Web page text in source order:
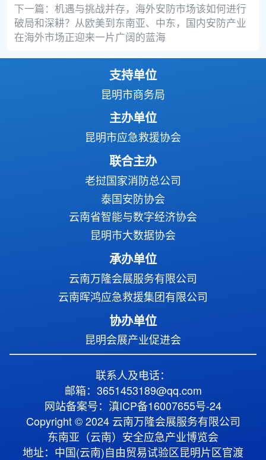
下一篇： 机遇与挑战并存，海外安防市场该如何进行
破局和深耕？从欧美到东南亚、中东，国内安防产业
在海外市场正迎来一片广阔的蓝海
支持单位
昆明市商务局
主办单位
昆明市应急救援协会
联合主办
老挝国家消防总公司
泰国安防协会
云南省智能与数字经济协会
昆明市大数据协会
承办单位
云南万隆会展服务有限公司
云南晖鸿应急救援集团有限公司
协办单位
昆明会展产业促进会
联系人及电话：
邮箱：3651453189@qq.com
网站备案号：滇ICP备16007655号-24
Copyright © 2024 云南万隆会展服务有限公司
东南亚（云南）安全应急产业博览会
地址：中国(云南)自由贸易试验区昆明片区官渡